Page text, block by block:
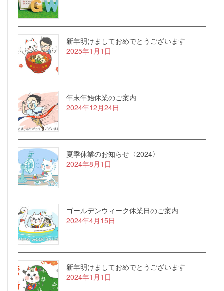
新年明けましておめでとうございます
2025年1月1日
年末年始休業のご案内
2024年12月24日
夏季休業のお知らせ〈2024〉
2024年8月1日
ゴールデンウィーク休業日のご案内
2024年4月15日
新年明けましておめでとうございます
2024年1月1日